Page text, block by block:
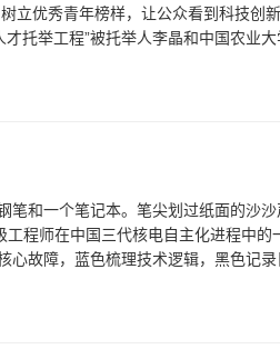
立优秀青年榜样，让公众看到科技创
托举工程”被托举人李晶和中国农业大
笔和一个笔记本。笔尖划过纸面的沙
程师在中国三代核电自主化进程中的
故障，蓝色梳理技术逻辑，黑色记录